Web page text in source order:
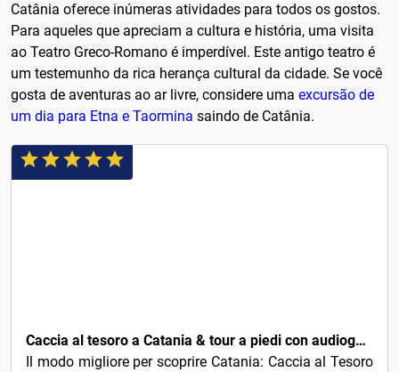
Catânia oferece inúmeras atividades para todos os gostos.
Para aqueles que apreciam a cultura e história, uma visita
ao Teatro Greco-Romano é imperdível. Este antigo teatro é
um testemunho da rica herança cultural da cidade. Se você
gosta de aventuras ao ar livre, considere uma excursão de
um dia para Etna e Taormina saindo de Catânia.
Caccia al tesoro a Catania & tour a piedi con audioguida
Il modo migliore per scoprire Catania: Caccia al Tesoro